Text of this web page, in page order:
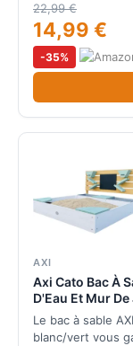
22,99 €
14,99 €
-35%
AXI
Axi Cato Bac À
D'Eau Et Mur De Jeu -
Sable, Tableau
Couverture
Le bac à sable
blanc/vert vous